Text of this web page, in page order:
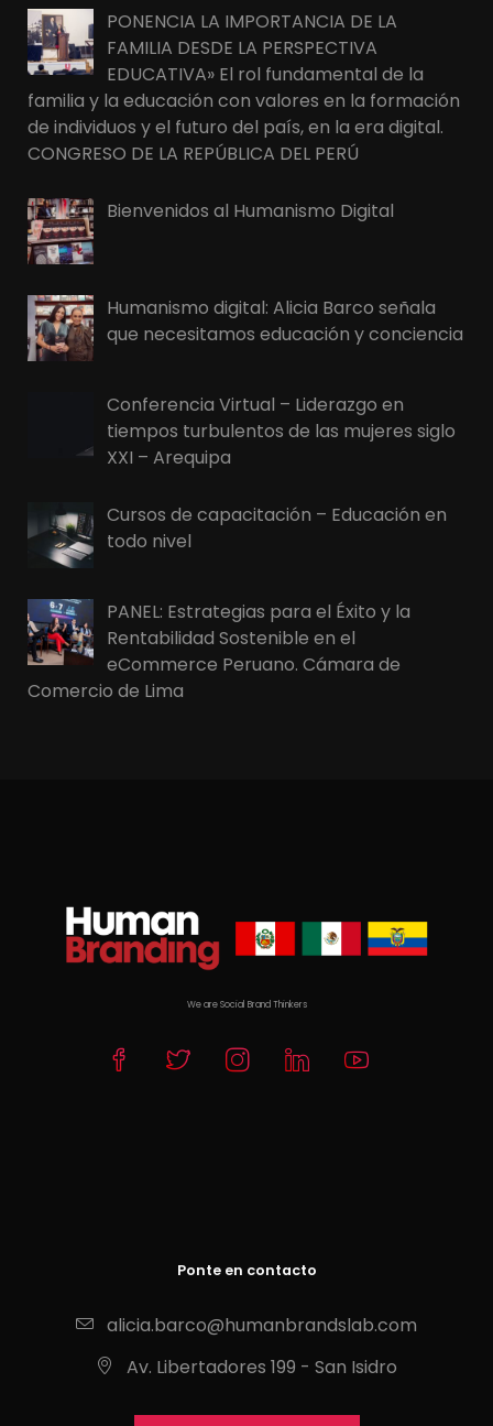
PONENCIA LA IMPORTANCIA DE LA
FAMILIA DESDE LA PERSPECTIVA
EDUCATIVA» El rol fundamental de la
familia y la educación con valores en la formación
de individuos y el futuro del país, en la era digital.
CONGRESO DE LA REPÚBLICA DEL PERÚ
Bienvenidos al Humanismo Digital
Humanismo digital: Alicia Barco señala
que necesitamos educación y conciencia
Conferencia Virtual – Liderazgo en
tiempos turbulentos de las mujeres siglo
XXI – Arequipa
Cursos de capacitación – Educación en
todo nivel
PANEL: Estrategias para el Éxito y la
Rentabilidad Sostenible en el
eCommerce Peruano. Cámara de
Comercio de Lima
We are Social Brand Thinkers
Ponte en contacto
alicia.barco@humanbrandslab.com
Av. Libertadores 199 - San Isidro